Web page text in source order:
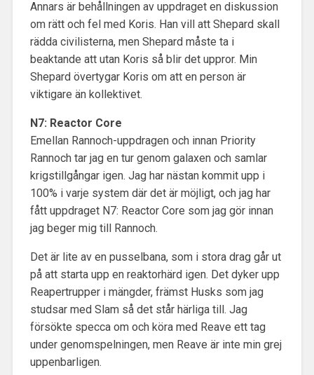
Annars är behållningen av uppdraget en diskussion
om rätt och fel med Koris. Han vill att Shepard skall
rädda civilisterna, men Shepard måste ta i
beaktande att utan Koris så blir det uppror. Min
Shepard övertygar Koris om att en person är
viktigare än kollektivet.
N7: Reactor Core
Emellan Rannoch-uppdragen och innan Priority
Rannoch tar jag en tur genom galaxen och samlar
krigstillgångar igen. Jag har nästan kommit upp i
100% i varje system där det är möjligt, och jag har
fått uppdraget N7: Reactor Core som jag gör innan
jag beger mig till Rannoch.
Det är lite av en pusselbana, som i stora drag går ut
på att starta upp en reaktorhärd igen. Det dyker upp
Reapertrupper i mängder, främst Husks som jag
studsar med Slam så det står härliga till. Jag
försökte specca om och köra med Reave ett tag
under genomspelningen, men Reave är inte min grej
uppenbarligen.